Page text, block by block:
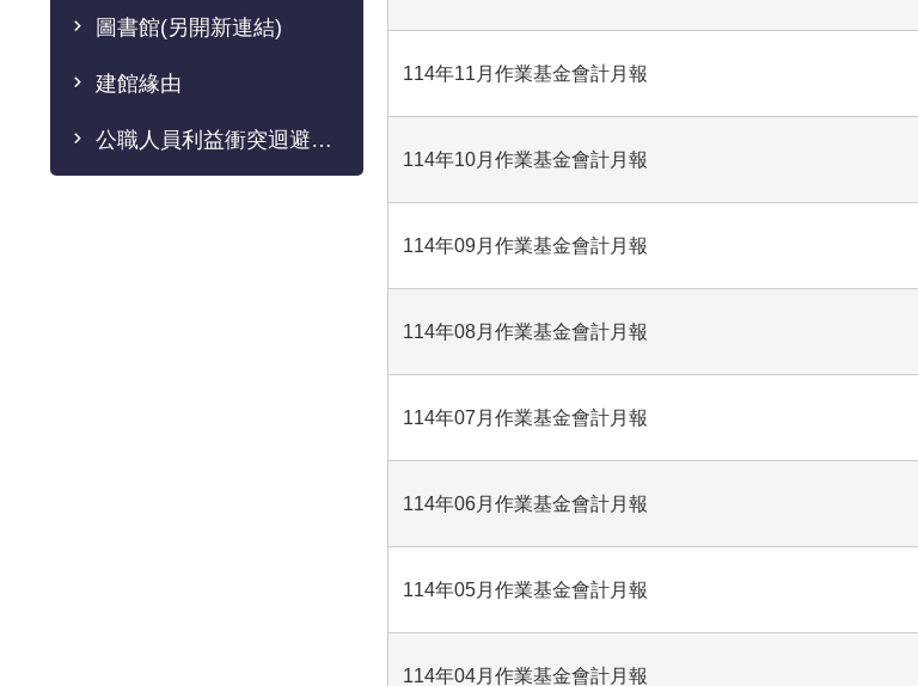
圖書館(另開新連結)
建館緣由
公職人員利益衝突迴避法專區
114年11月作業基金會計月報
114年10月作業基金會計月報
114年09月作業基金會計月報
114年08月作業基金會計月報
114年07月作業基金會計月報
114年06月作業基金會計月報
114年05月作業基金會計月報
114年04月作業基金會計月報